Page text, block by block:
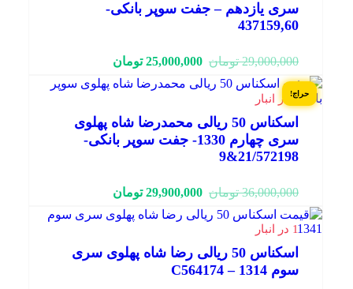
سری یازدهم – جفت سوپر بانکی-
437159,60
29,000,000 تومان
قیمت
اصلی:
29,000,000 تومان
بود.
25,000,000 تومان
قیمت
فعلی:
25,000,000 تومان.حراج!
1 در انبار
اسکناس 50 ریالی محمدرضا شاه پهلوی
سری چهارم 1330- جفت سوپر بانکی-
21/572198&9
36,000,000 تومان
قیمت
اصلی:
36,000,000 تومان
بود.
29,900,000 تومان
قیمت
فعلی:
29,900,000 تومان.
1 در انبار
اسکناس 50 ریالی رضا شاه پهلوی سری
سوم 1314 – C564174